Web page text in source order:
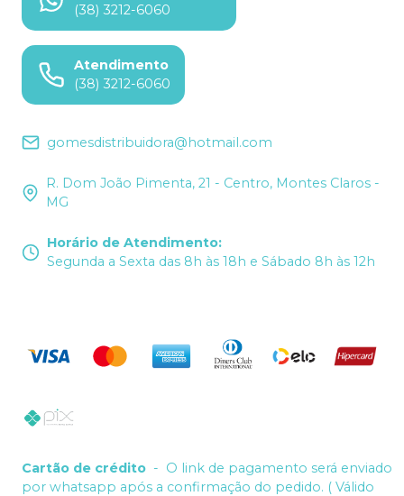
(38) 3212-6060
Atendimento
(38) 3212-6060
gomesdistribuidora@hotmail.com
R. Dom João Pimenta, 21 - Centro, Montes Claros -
MG
Horário de Atendimento:
Segunda a Sexta das 8h às 18h e Sábado 8h às 12h
Cartão de crédito - O link de pagamento será enviado
por whatsapp após a confirmação do pedido. ( Válido